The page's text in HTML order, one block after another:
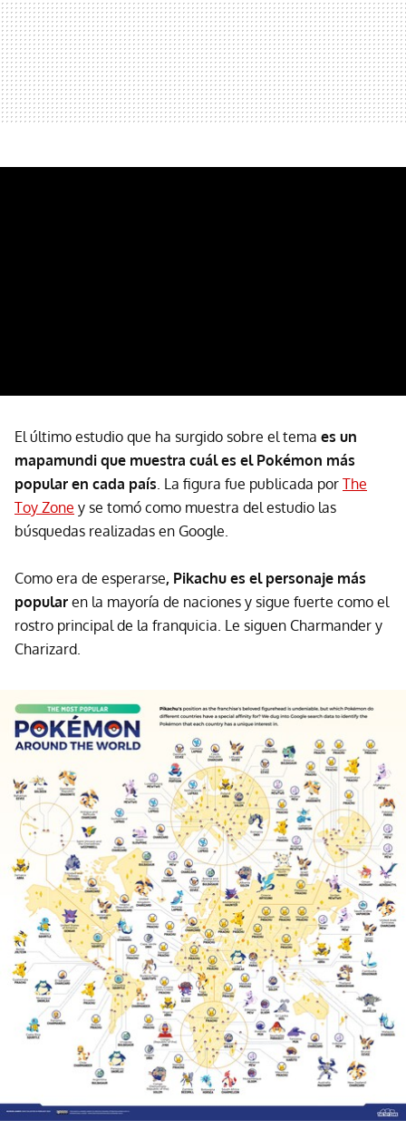
El último estudio que ha surgido sobre el tema es un
mapamundi que muestra cuál es el Pokémon más
popular en cada país . La figura fue publicada por The
Toy Zone y se tomó como muestra del estudio las
búsquedas realizadas en Google.
Como era de esperarse, Pikachu es el personaje más
popular en la mayoría de naciones y sigue fuerte como el
rostro principal de la franquicia. Le siguen Charmander y
Charizard.